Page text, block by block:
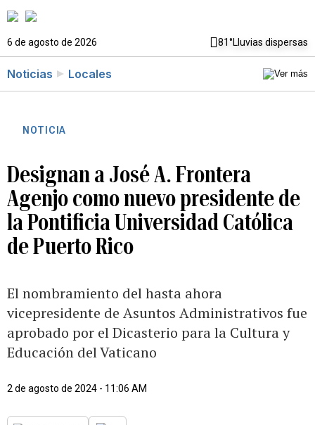
6 de agosto de 2026 81°Lluvias dispersas
Noticias Locales
NOTICIA
Designan a José A. Frontera
Agenjo como nuevo presidente de
la Pontificia Universidad Católica
de Puerto Rico
El nombramiento del hasta ahora
vicepresidente de Asuntos Administrativos fue
aprobado por el Dicasterio para la Cultura y
Educación del Vaticano
2 de agosto de 2024 - 11:06 AM